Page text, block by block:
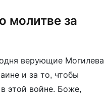
молитве за
верующие Могилева
и за то, чтобы
этой войне. Боже,